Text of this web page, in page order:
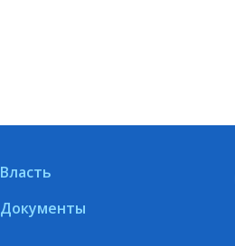
Власть
Документы